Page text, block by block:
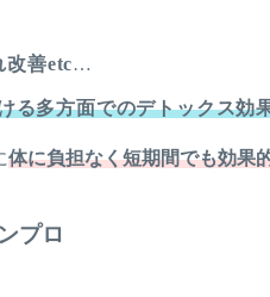
改善etc…
る多方面でのデトックス効
体に負担なく短期間でも効果
プロ